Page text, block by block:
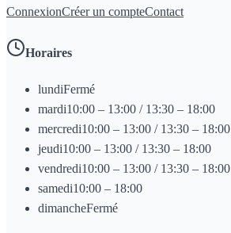
ConnexionCréer un compteContact
Horaires
lundiFermé
mardi10:00 – 13:00 / 13:30 – 18:00
mercredi10:00 – 13:00 / 13:30 – 18:00
jeudi10:00 – 13:00 / 13:30 – 18:00
vendredi10:00 – 13:00 / 13:30 – 18:00
samedi10:00 – 18:00
dimancheFermé